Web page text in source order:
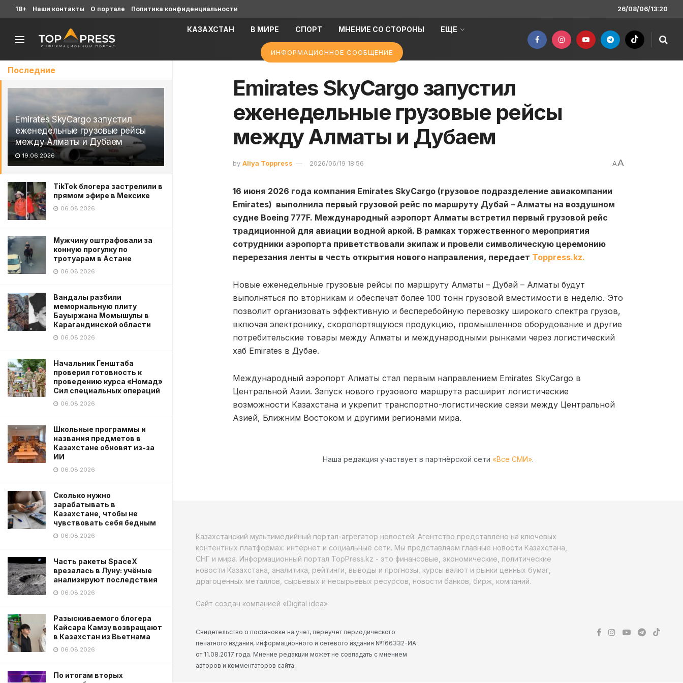
Последние
Emirates SkyCargo запустил
еженедельные грузовые рейсы
между Алматы и Дубаем
19.06.2026
TikTok блогера застрелили в
прямом эфире в Мексике
06.08.2026
Мужчину оштрафовали за
конную прогулку по
тротуарам в Астане
06.08.2026
Вандалы разбили
мемориальную плиту
Бауыржана Момышулы в
Карагандинской области
06.08.2026
Начальник Генштаба
проверил готовность к
проведению курса «Номад»
Сил специальных операций
06.08.2026
Школьные программы и
названия предметов в
Казахстане обновят из-за
ИИ
06.08.2026
Сколько нужно
зарабатывать в
Казахстане, чтобы не
чувствовать себя бедным
06.08.2026
Часть ракеты SpaceX
врезалась в Луну: учёные
анализируют последствия
06.08.2026
Разыскиваемого блогера
Кайсара Камзу возвращают
в Казахстан из Вьетнама
06.08.2026
По итогам вторых
18+ Наши контакты О портале Политика конфиденциальности 26/08/06/13:20
КАЗАХСТАН В МИРЕ СПОРТ МНЕНИЕ СО СТОРОНЫ ЕЩЕ
ИНФОРМАЦИОННОЕ СООБЩЕНИЕ
Emirates SkyCargo запустил
еженедельные грузовые рейсы
между Алматы и Дубаем
by Aliya Toppress 2026/06/19 18:56 AA
16 июня 2026 года компания Emirates SkyCargo (грузовое подразделение авиакомпании
Emirates) выполнила первый грузовой рейс по маршруту Дубай – Алматы на воздушном
судне Boeing 777F. Международный аэропорт Алматы встретил первый грузовой рейс
традиционной для авиации водной аркой. В рамках торжественного мероприятия
сотрудники аэропорта приветствовали экипаж и провели символическую церемонию
перерезания ленты в честь открытия нового направления, передает Toppress.kz.
Новые еженедельные грузовые рейсы по маршруту Алматы – Дубай – Алматы будут
выполняться по вторникам и обеспечат более 100 тонн грузовой вместимости в неделю. Это
позволит организовать эффективную и бесперебойную перевозку широкого спектра грузов,
включая электронику, скоропортящуюся продукцию, промышленное оборудование и другие
потребительские товары между Алматы и международными рынками через логистический
хаб Emirates в Дубае.
Международный аэропорт Алматы стал первым направлением Emirates SkyCargo в
Центральной Азии. Запуск нового грузового маршрута расширит логистические
возможности Казахстана и укрепит транспортно-логистические связи между Центральной
Азией, Ближним Востоком и другими регионами мира.
Наша редакция участвует в партнёрской сети «Все СМИ».
Казахстанский мультимедийный портал-агрегатор новостей. Агентство представлено на ключевых
контентных платформах: интернет и социальные сети. Мы представляем главные новости Казахстана,
СНГ и мира. Информационный портал TopPress.kz - это финансовые, экономические, политические
новости Казахстана, аналитика, рейтинги, выводы и прогнозы, курсы валют и рынки ценных бумаг,
драгоценных металлов, сырьевых и несырьевых ресурсов, новости банков, бирж, компаний.
Сайт создан компанией «Digital idea»
Свидетельство о постановке на учет, переучет периодического
печатного издания, информационного и сетевого издания №166332-ИА
от 11.08.2017 года. Мнение редакции может не совпадать с мнением
авторов и комментаторов сайта.